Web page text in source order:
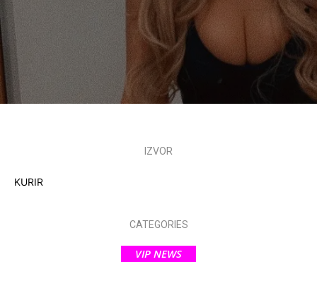
IZVOR
KURIR
CATEGORIES
VIP NEWS